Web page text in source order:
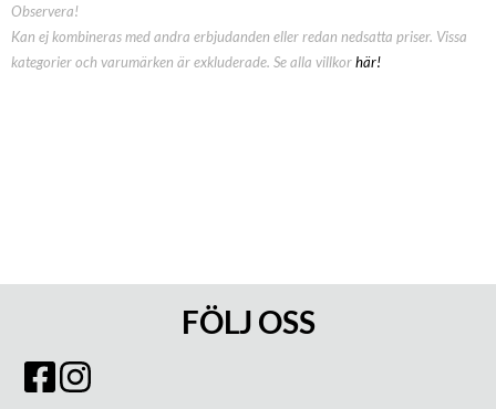
Observera!
Kan ej kombineras med andra erbjudanden eller redan nedsatta priser. Vissa
kategorier och varumärken är exkluderade. Se alla villkorhär!
FÖLJ OSS